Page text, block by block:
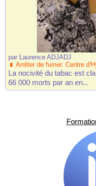
par Laurence ADJADJ
Arrêter de fumer. Centre
La nocivité du tabac est
66 000 morts par an en...